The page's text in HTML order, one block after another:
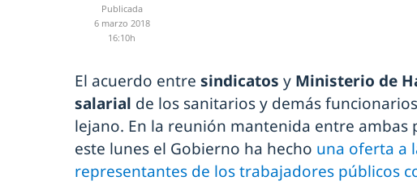
Publicada
6 marzo 2018
16:10h
El acuerdo entre sindicatos y Ministerio de
salarial de los sanitarios y demás
lejano. En la reunión mantenida entre ambas
este lunes el Gobierno ha hecho una oferta a
representantes de los trabajadores públicos